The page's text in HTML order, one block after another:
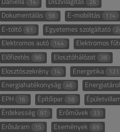
Dokumentálás 58 E-mobilitás 114
E-töltő 61 Egyetemes szolgáltató
Elektromos autó 144 Elektromos
Előfizetés 96 Elosztóhálózat 38
Elosztószekrény 14 Energetika 121
Energiahatékonyság 46
EPH 16 Építőipar 58
Érdekesség 97 Erőművek 33
Erősáram 15 Események 69